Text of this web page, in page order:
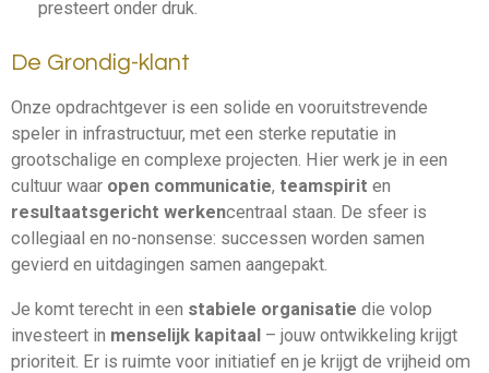
presteert onder druk.
De Grondig-klant
Onze opdrachtgever is een solide en vooruitstrevende
speler in infrastructuur, met een sterke reputatie in
grootschalige en complexe projecten. Hier werk je in een
cultuur waar open communicatie, teamspirit en
resultaatsgericht werkencentraal staan. De sfeer is
collegiaal en no-nonsense: successen worden samen
gevierd en uitdagingen samen aangepakt.
Je komt terecht in een stabiele organisatie die volop
investeert in menselijk kapitaal – jouw ontwikkeling krijgt
prioriteit. Er is ruimte voor initiatief en je krijgt de vrijheid om